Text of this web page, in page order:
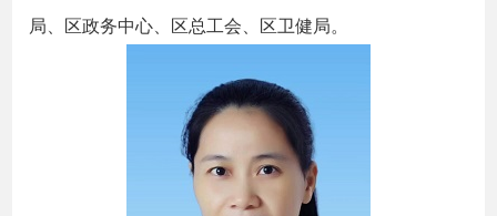
局、区政务中心、区总工会、区卫健局。